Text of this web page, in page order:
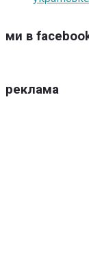
ми в
реклама